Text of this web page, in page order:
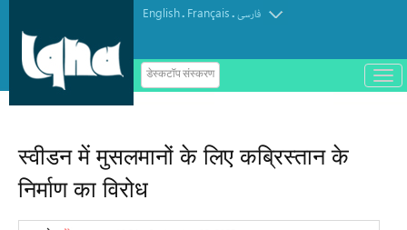
English. Français.فارسی
डेस्कटॉप संस्करण
ب
ا
स्वीडन में मुसलमानों के लिए कब्रिस्तान के
निर्माण का विरोध